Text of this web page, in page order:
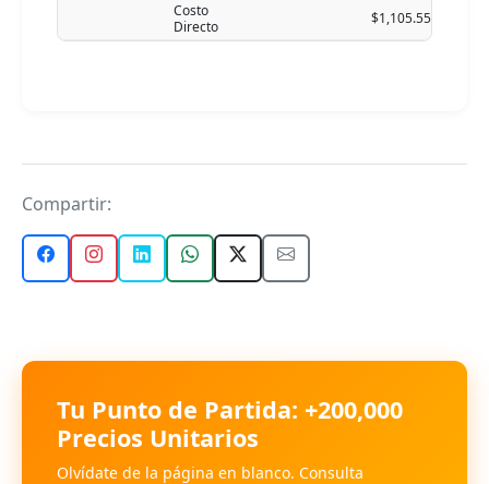
Costo
Directo
$1,105.55
Compartir:
Tu Punto de Partida: +200,000
Precios Unitarios
Olvídate de la página en blanco. Consulta